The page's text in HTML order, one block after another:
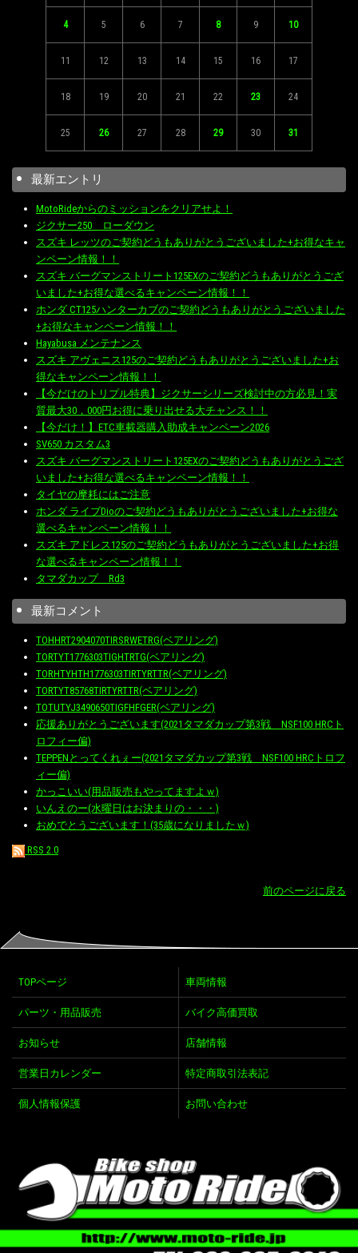
4 5 6 7 8 9 10
11 12 13 14 15 16 17
18 19 20 21 22 23 24
25 26 27 28 29 30 31
最新エントリ
MotoRideからのミッションをクリアせよ！
ジクサー250 ローダウン
スズキ レッツのご契約どうもありがとうございました+お得なキャ
ンペーン情報！！
スズキ バーグマンストリート125EXのご契約どうもありがとうござ
いました+お得な選べるキャンペーン情報！！
ホンダ CT125ハンターカブのご契約どうもありがとうございました
+お得なキャンペーン情報！！
Hayabusa メンテナンス
スズキ アヴェニス125のご契約どうもありがとうございました+お
得なキャンペーン情報！！
【今だけのトリプル特典】ジクサーシリーズ検討中の方必見！実
質最大30，000円お得に乗り出せる大チャンス！！
【今だけ！】ETC車載器購入助成キャンペーン2026
SV650 カスタム3
スズキ バーグマンストリート125EXのご契約どうもありがとうござ
いました+お得な選べるキャンペーン情報！！
タイヤの摩耗にはご注意
ホンダ ライブDioのご契約どうもありがとうございました+お得な
選べるキャンペーン情報！！
スズキ アドレス125のご契約どうもありがとうございました+お得
な選べるキャンペーン情報！！
タマダカップ Rd3
最新コメント
TOHHRT2904070TIRSRWETRG(ベアリング)
TORTYT1776303TIGHTRTG(ベアリング)
TORHTYHTH1776303TIRTYRTTR(ベアリング)
TORTYT85768TIRTYRTTR(ベアリング)
TOTUTYJ3490650TIGFHFGER(ベアリング)
応援ありがとうございます(2021タマダカップ第3戦 NSF100 HRCト
ロフィー偏)
TEPPENとってくれぇー(2021タマダカップ第3戦 NSF100 HRCトロフ
ィー偏)
かっこいい(用品販売もやってますよｗ)
いんえのー(水曜日はお決まりの・・・)
おめでとうございます！(35歳になりましたｗ)
RSS 2.0
前のページに戻る
TOPページ 車両情報
パーツ・用品販売 バイク高価買取
お知らせ 店舗情報
営業日カレンダー 特定商取引法表記
個人情報保護 お問い合わせ